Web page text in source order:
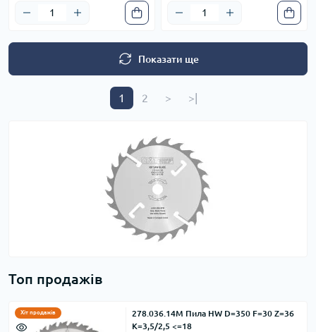
Показати ще
1 2 > >|
Топ продажів
Хіт продажів
278.036.14M Пила HW D=350 F=30 Z=36
K=3,5/2,5 <=18